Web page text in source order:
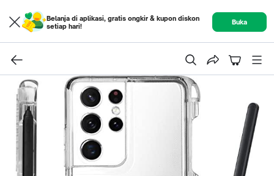
Belanja di aplikasi, gratis ongkir & kupon diskon
setiap hari!
Buka